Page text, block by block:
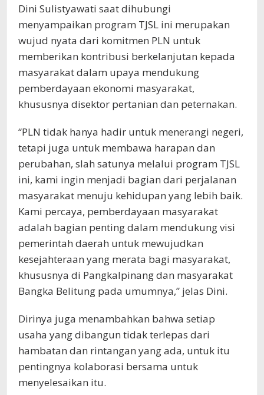
Dini Sulistyawati saat dihubungi
menyampaikan program TJSL ini merupakan
wujud nyata dari komitmen PLN untuk
memberikan kontribusi berkelanjutan kepada
masyarakat dalam upaya mendukung
pemberdayaan ekonomi masyarakat,
khususnya disektor pertanian dan peternakan.
“PLN tidak hanya hadir untuk menerangi negeri,
tetapi juga untuk membawa harapan dan
perubahan, slah satunya melalui program TJSL
ini, kami ingin menjadi bagian dari perjalanan
masyarakat menuju kehidupan yang lebih baik.
Kami percaya, pemberdayaan masyarakat
adalah bagian penting dalam mendukung visi
pemerintah daerah untuk mewujudkan
kesejahteraan yang merata bagi masyarakat,
khususnya di Pangkalpinang dan masyarakat
Bangka Belitung pada umumnya,” jelas Dini.
Dirinya juga menambahkan bahwa setiap
usaha yang dibangun tidak terlepas dari
hambatan dan rintangan yang ada, untuk itu
pentingnya kolaborasi bersama untuk
menyelesaikan itu.